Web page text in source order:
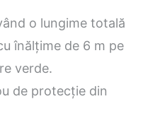
o lungime totală
înălţime de 6 m pe
verde.
de protecţie din